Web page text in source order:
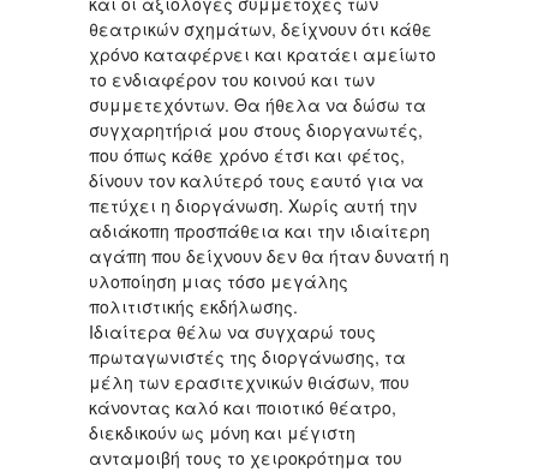
θεατρικών σχημάτων, δείχνουν ότι κάθε
χρόνο καταφέρνει και κρατάει αμείωτο
το ενδιαφέρον του κοινού και των
συμμετεχόντων. Θα ήθελα να δώσω τα
συγχαρητήριά μου στους διοργανωτές,
που όπως κάθε χρόνο έτσι και φέτος,
δίνουν τον καλύτερό τους εαυτό για να
πετύχει η διοργάνωση. Χωρίς αυτή την
αδιάκοπη προσπάθεια και την ιδιαίτερη
αγάπη που δείχνουν δεν θα ήταν δυνατή η
υλοποίηση μιας τόσο μεγάλης
πολιτιστικής εκδήλωσης.
Ιδιαίτερα θέλω να συγχαρώ τους
πρωταγωνιστές της διοργάνωσης, τα
μέλη των ερασιτεχνικών θιάσων, που
κάνοντας καλό και ποιοτικό θέατρο,
διεκδικούν ως μόνη και μέγιστη
ανταμοιβή τους το χειροκρότημα του